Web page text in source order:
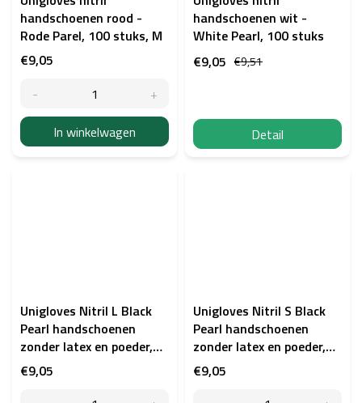
handschoenen rood -
Rode Parel, 100 stuks, M
€9,05
In winkelwagen
handschoenen wit -
White Pearl, 100 stuks
€9,51
€9,05
Detail
Unigloves Nitril L Black
Pearl handschoenen
zonder latex en poeder,
100 stuks
€9,05
Unigloves Nitril S Black
Pearl handschoenen
zonder latex en poeder,
100 stuks
€9,05